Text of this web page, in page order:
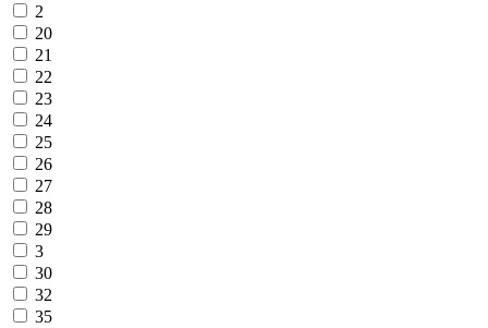
2
20
21
22
23
24
25
26
27
28
29
3
30
32
35